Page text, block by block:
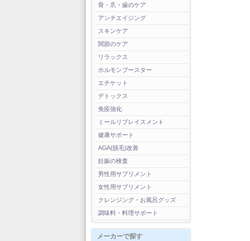
骨・爪・歯のケア
アンチエイジング
スキンケア
関節のケア
リラックス
ホルモンブースター
エチケット
デトックス
免疫強化
ミールリプレイスメント
健康サポート
AGA(脱毛)改善
妊娠の検査
男性用サプリメント
女性用サプリメント
クレンジング・お風呂グッズ
調味料・料理サポート
メーカーで探す